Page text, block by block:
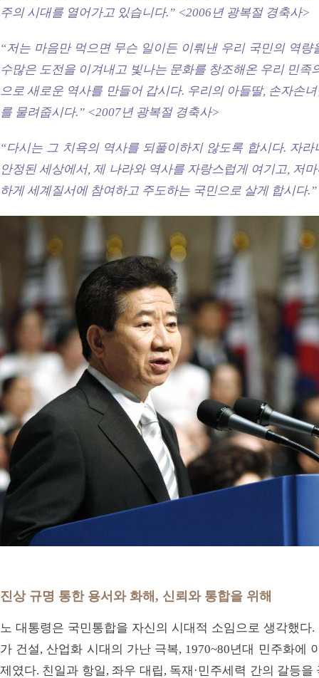
주의 시대를 열어가고 있습니다.” <2006년 광복절 경축사>
“저는 마음만 먹으면 무슨 일이든 이뤄낸 우리 국민의 역
수많은 도전을 이겨내고 빛나는 문화를 창조해온 우리 민족
으로 새로운 역사를 만들어 갑시다. 우리의 아들딸, 손자손
를 물려줍시다.” <2007년 광복절 경축사>
“다시는 그 치욕의 역사를 되풀이하지 않도록 합시다. 자
안정된 세상에서, 제 나라와 역사를 자랑스럽게 여기고, 저
하게 세계질서에 참여하고 주도하는 국민으로 살게 합시다.”
진상 규명 통한 용서와 화해, 신뢰와 통합을 위해
노 대통령은 국민통합을 자신의 시대적 소임으로 생각했다
가 건설, 산업화 시대의 가난 극복, 1970~80년대 민주화에
제였다. 친일과 항일, 좌우 대립, 독재·민주세력 간의 갈등